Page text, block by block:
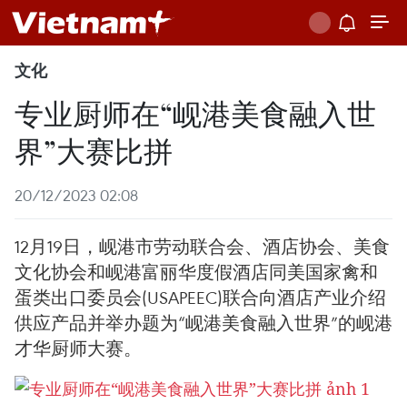
文化
专业厨师在“岘港美食融入世
界”大赛比拼
20/12/2023 02:08
12月19日，岘港市劳动联合会、酒店协会、美食
文化协会和岘港富丽华度假酒店同美国家禽和
蛋类出口委员会(USAPEEC)联合向酒店产业介绍
供应产品并举办题为“岘港美食融入世界”的岘港
才华厨师大赛。